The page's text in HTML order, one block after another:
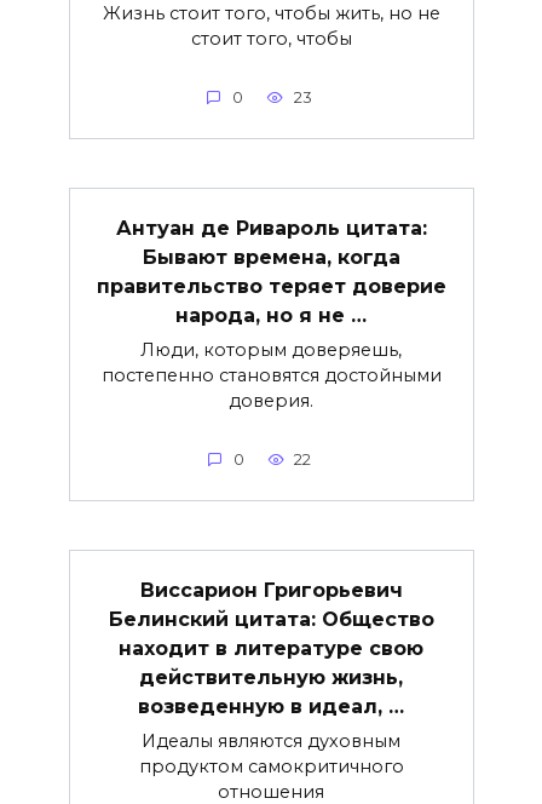
Жизнь стоит того, чтобы жить, но не
стоит того, чтобы
0 23
Антуан де Ривароль цитата:
Бывают времена, когда
правительство теряет доверие
народа, но я не …
Люди, которым доверяешь,
постепенно становятся достойными
доверия.
0 22
Виссарион Григорьевич
Белинский цитата: Общество
находит в литературе свою
действительную жизнь,
возведенную в идеал, …
Идеалы являются духовным
продуктом самокритичного
отношения